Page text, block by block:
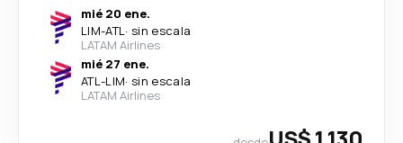
mié 20 ene.
LIM-ATL· sin escala
LATAM Airlines
mié 27 ene.
ATL-LIM· sin escala
LATAM Airlines